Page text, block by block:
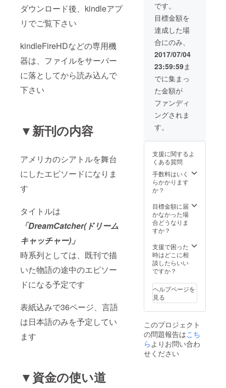
ダウンロード後、kindleアプ
リでご覧下さい
kindleFireHDなどの専用機
器は、ファイルをサーバー
に落としてから読み込んで
下さい
▼新刊の内容
アメリカのシアトルを舞台
にしたエピソードになりま
す
タイトルは
「DreamCatcher(ドリーム
キャッチャー)」
時系列としては、既刊で描
いた物語の途中のエピソー
ドになる予定です
表紙込みで36ページ、言語
は日本語のみを予定してい
ます
▼資金の使い道
霊」と
して登
場する
権利
です。
目標金額を
達成した場
合にのみ、
2017/07/04
23:59:59ま
でに集まっ
た金額が
ファンディ
ングされま
す。
支援に関するよ
くある質問
手数料はいく
らかかります
か？
目標金額に届
かなかった場
合どうなりま
すか？
支援で困った
時はどこに相
談したらいい
ですか？
ヘルプページを
見る
このプロジェクト
の問題報告はこち
らよりお問い合わ
せください